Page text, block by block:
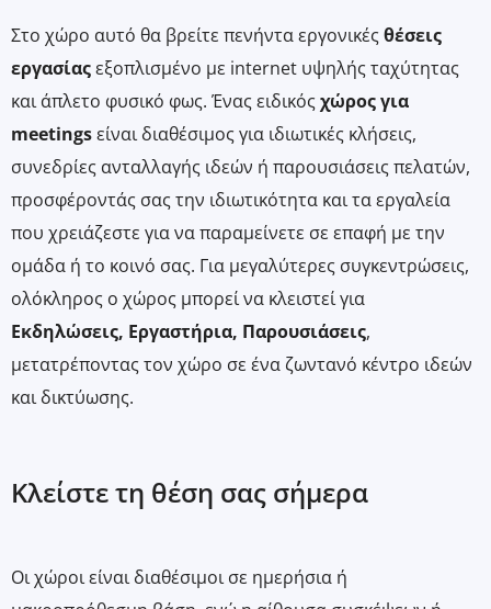
Στο χώρο αυτό θα βρείτε πενήντα εργονικέςθέσεις
εργασίαςεξοπλισμένο με internet υψηλής ταχύτητας
και άπλετο φυσικό φως. Ένας ειδικόςχώρος για
meetingsείναι διαθέσιμος για ιδιωτικές κλήσεις,
συνεδρίες ανταλλαγής ιδεών ή παρουσιάσεις πελατών,
προσφέροντάς σας την ιδιωτικότητα και τα εργαλεία
που χρειάζεστε για να παραμείνετε σε επαφή με την
ομάδα ή το κοινό σας. Για μεγαλύτερες συγκεντρώσεις,
ολόκληρος ο χώρος μπορεί να κλειστεί για
Εκδηλώσεις, Εργαστήρια, Παρουσιάσεις,
μετατρέποντας τον χώρο σε ένα ζωντανό κέντρο ιδεών
και δικτύωσης.
Κλείστε τη θέση σας σήμερα
Οι χώροι είναι διαθέσιμοι σε ημερήσια ή